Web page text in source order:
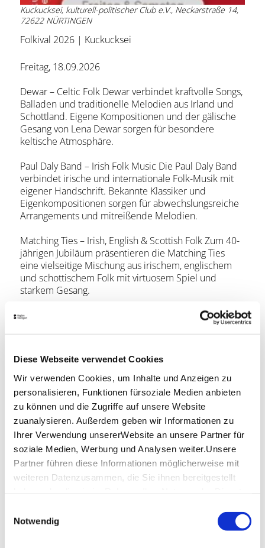
Diese Webseite verwendet Cookies
Wir verwenden Cookies, um Inhalte und Anzeigen zu
personalisieren, Funktionen fürsoziale Medien anbieten
zu können und die Zugriffe auf unsere Website
zuanalysieren. Außerdem geben wir Informationen zu
Ihrer Verwendung unsererWebsite an unsere Partner für
soziale Medien, Werbung und Analysen weiter.Unsere
Partner führen diese Informationen möglicherweise mit
weiteren Datenzusammen, die Sie ihnen bereitgestellt
Impressum
Notwendig
Kuckucksei, kulturell-politischer Club e.V., Neckarstraße 14,
72622 NÜRTINGEN
Folkival 2026 | Kuckucksei
Freitag, 18.09.2026
Dewar – Celtic Folk Dewar verbindet kraftvolle Songs,
Balladen und traditionelle Melodien aus Irland und
Schottland. Eigene Kompositionen und der gälische
Gesang von Lena Dewar sorgen für besondere
keltische Atmosphäre.
Paul Daly Band – Irish Folk Music Die Paul Daly Band
verbindet irische und internationale Folk-Musik mit
eigener Handschrift. Bekannte Klassiker und
Eigenkompositionen sorgen für abwechslungsreiche
Arrangements und mitreißende Melodien.
Matching Ties – Irish, English & Scottish Folk Zum 40-
jährigen Jubiläum präsentieren die Matching Ties
eine vielseitige Mischung aus irischem, englischem
und schottischem Folk mit virtuosem Spiel und
starkem Gesang.
Samstag, 19.09.2026
60er-Jahre zurück auf die Bühne. Rock’n’Roll und
Rockabilly sorgen für Groove, Energie und
authentische Live-Stimmung.
UnknownFriends – Folk Music UnknownFriends
spielen irische Musik und Folk aus Skandinavien.
Traditionelle Stücke treffen auf Einflüsse aus Klassik,
Rock und Jazz.
Birlinn – Folk from Land and Sea Birlinn verbinden
Stimmen und klassische Folk-Instrumente prägen
den Sound.